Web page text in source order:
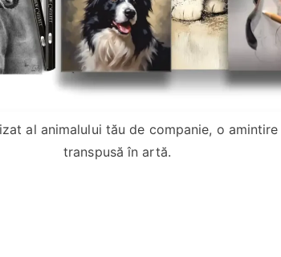
al animalului tău de companie, o
transpusă în artă.